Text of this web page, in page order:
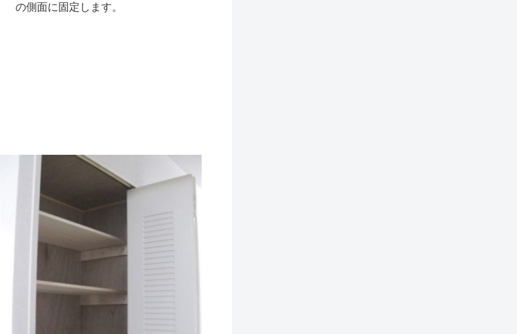
の側面に固定します。